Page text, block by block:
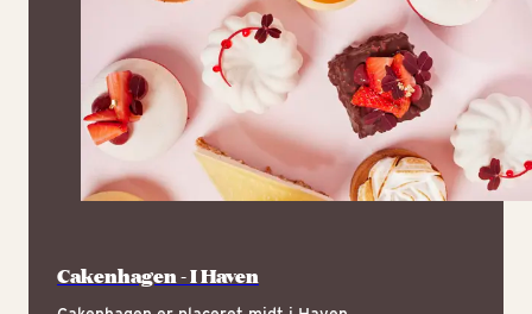
Cakenhagen - I Haven